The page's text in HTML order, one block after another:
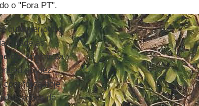
o "Fora PT".
qualquer outro
às
. Apesar da
à solidez
com força hoje
de